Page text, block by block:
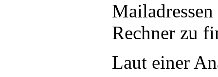
Rechner zu
Laut einer